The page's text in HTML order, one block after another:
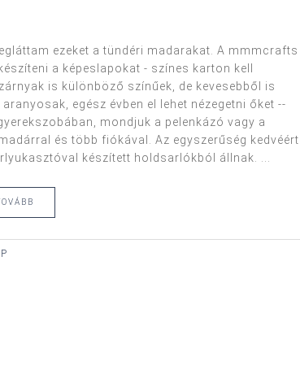
ezeket a tündéri madarakat. A mmmcrafts
a képeslapokat - színes karton kell
is különböző színűek, de kevesebből is
egész évben el lehet nézegetni őket --
mondjuk a pelenkázó vagy a
és több fiókával. Az egyszerűség kedvéért
készített holdsarlókból állnak. ...